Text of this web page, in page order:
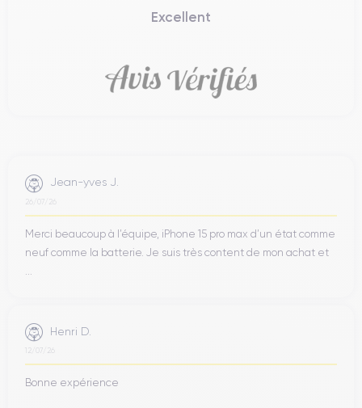
Excellent
Jean-yves J.
26/07/26
Merci beaucoup à l’équipe, iPhone 15 pro max d’un état comme
neuf comme la batterie. Je suis très content de mon achat et
Henri D.
12/07/26
Bonne expérience